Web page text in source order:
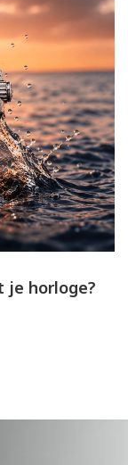
je horloge?